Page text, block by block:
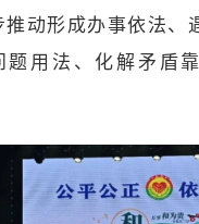
推动形成办事依法、
题用法、化解矛盾